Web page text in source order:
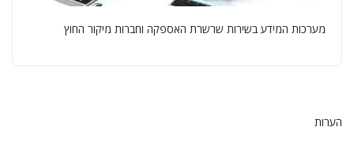
מערכות המידע בשירות שרשרת האספקה וחברות מיקור החוץ
הערות